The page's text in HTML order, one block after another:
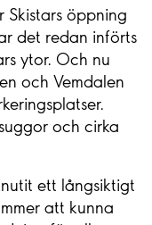
Skistars öppning
det redan införts
ytor. Och nu
och Vemdalen
och cirka
ett långsiktigt
att kunna